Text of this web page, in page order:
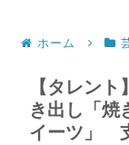
ホーム
【タレン
き出し「焼
イーツ」